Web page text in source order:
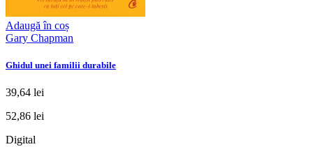
Adaugă în coș
Gary Chapman
Ghidul unei familii durabile
39,64 lei
52,86 lei
Digital